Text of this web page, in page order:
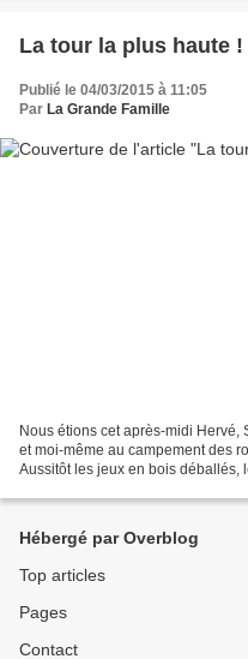
La tour la plus haute !
Publié le 04/03/2015 à 11:05
Par La Grande Famille
Nous étions cet après-midi Hervé,
et moi-même au campement des
Aussitôt les jeux en bois déballés,
Hébergé par Overblog
Top articles
Pages
Contact